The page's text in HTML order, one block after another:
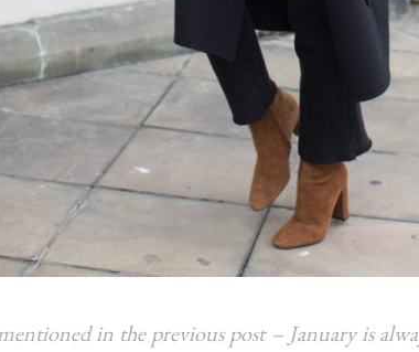
in the previous post – January is